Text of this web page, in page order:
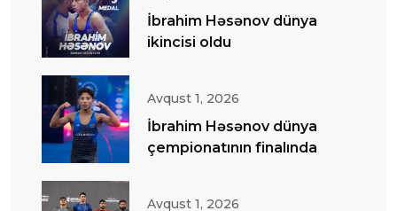
İbrahim Həsənov dünya
ikincisi oldu
Avqust 1, 2026
İbrahim Həsənov dünya
çempionatının finalında
Avqust 1, 2026